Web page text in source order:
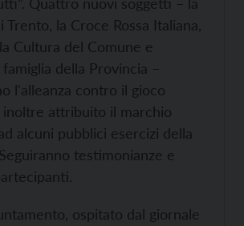
la Croce Rossa Italiana,
Cultura del Comune e
della Provincia –
l'alleanza contro il gioco
inoltre attribuito il marchio
alcuni pubblici esercizi della
testimonianze e
ospitato dal giornale